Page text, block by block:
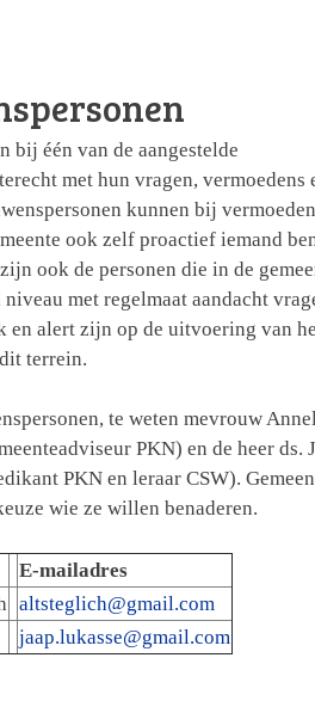
bij één van de aangestelde
met hun vragen, vermoedens
kunnen bij
ook zelf proactief iemand
ook de personen die in de
met regelmaat aandacht
en alert zijn op de uitvoering van
terrein.
te weten mevrouw
PKN) en de heer ds.
PKN en leraar CSW).
wie ze willen benaderen.
E-mailadres
altsteglich@gmail.com
jaap.lukasse@gmail.com